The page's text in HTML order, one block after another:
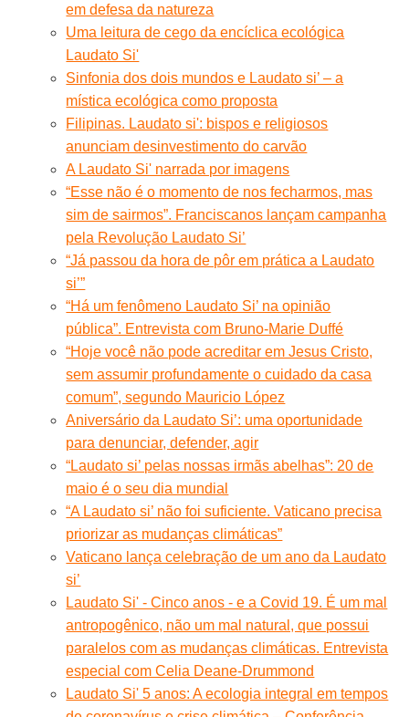
em defesa da natureza
Uma leitura de cego da encíclica ecológica
Laudato Si'
Sinfonia dos dois mundos e Laudato si’ – a
mística ecológica como proposta
Filipinas. Laudato si': bispos e religiosos
anunciam desinvestimento do carvão
A Laudato Si' narrada por imagens
“Esse não é o momento de nos fecharmos, mas
sim de sairmos”. Franciscanos lançam campanha
pela Revolução Laudato Si’
“Já passou da hora de pôr em prática a Laudato
si’”
“Há um fenômeno Laudato Si’ na opinião
pública”. Entrevista com Bruno-Marie Duffé
“Hoje você não pode acreditar em Jesus Cristo,
sem assumir profundamente o cuidado da casa
comum”, segundo Mauricio López
Aniversário da Laudato Si’: uma oportunidade
para denunciar, defender, agir
“Laudato si’ pelas nossas irmãs abelhas”: 20 de
maio é o seu dia mundial
“A Laudato si’ não foi suficiente. Vaticano precisa
priorizar as mudanças climáticas”
Vaticano lança celebração de um ano da Laudato
si’
Laudato Si' - Cinco anos - e a Covid 19. É um mal
antropogênico, não um mal natural, que possui
paralelos com as mudanças climáticas. Entrevista
especial com Celia Deane-Drummond
Laudato Si' 5 anos: A ecologia integral em tempos